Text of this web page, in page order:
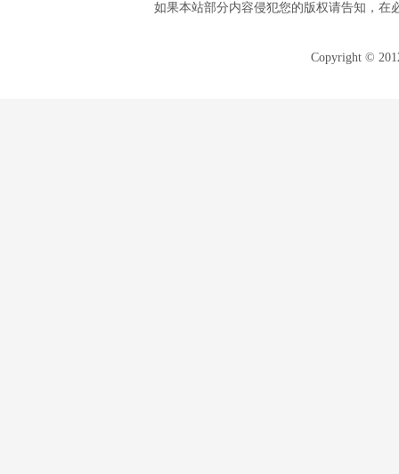
如果本站部分内容侵犯您的版权请告知，在
Copyright ©